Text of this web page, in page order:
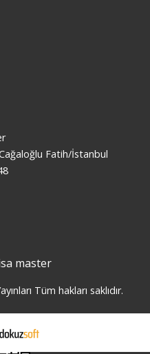
Fatih/İstanbul
Tüm hakları saklıdır.